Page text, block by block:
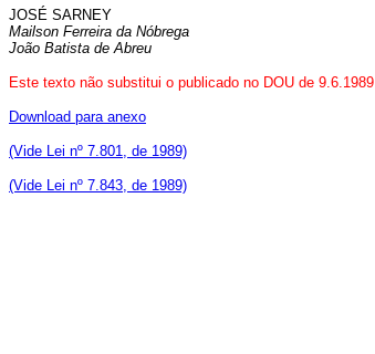
JOSÉ SARNEY
Mailson Ferreira da Nóbrega
João Batista de Abreu
Este texto não substitui o publicado no DOU de 9.6.1989
Download para anexo
(Vide Lei nº 7.801, de 1989)
(Vide Lei nº 7.843, de 1989)